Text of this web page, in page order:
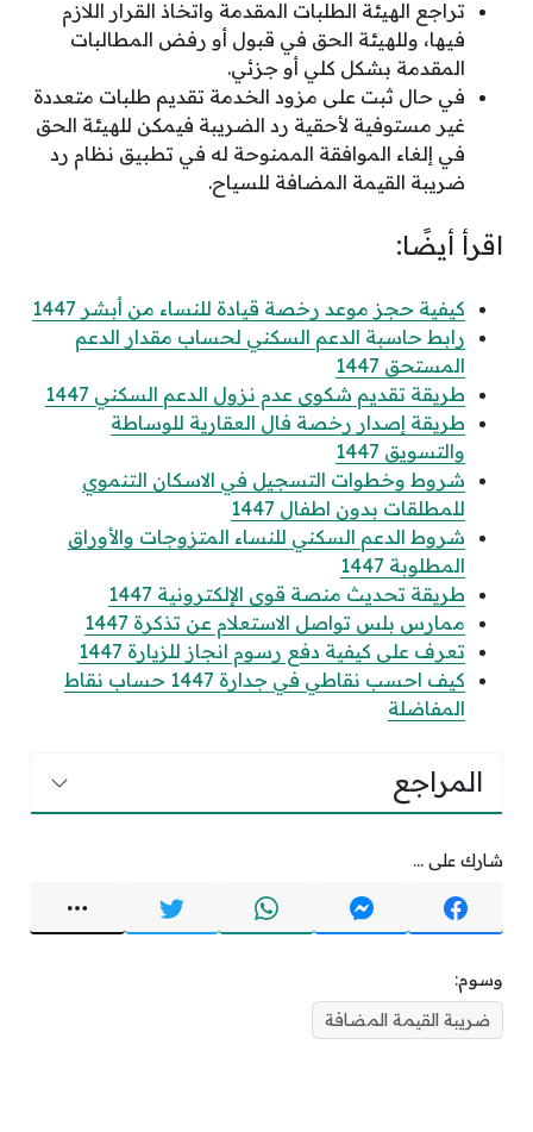
تراجع الهيئة الطلبات المقدمة واتخاذ القرار اللازم
فيها، وللهيئة الحق في قبول أو رفض المطالبات
المقدمة بشكل كلي أو جزئي.
في حال ثبت على مزود الخدمة تقديم طلبات متعددة
غير مستوفية لأحقية رد الضريبة فيمكن للهيئة الحق
في إلغاء الموافقة الممنوحة له في تطبيق نظام رد
ضريبة القيمة المضافة للسياح.
اقرأ أيضًا:
كيفية حجز موعد رخصة قيادة للنساء من أبشر 1447
رابط حاسبة الدعم السكني لحساب مقدار الدعم
المستحق 1447
طريقة تقديم شكوى عدم نزول الدعم السكني 1447
طريقة إصدار رخصة فال العقارية للوساطة
والتسويق 1447
شروط وخطوات التسجيل في الاسكان التنموي
للمطلقات بدون اطفال 1447
شروط الدعم السكني للنساء المتزوجات والأوراق
المطلوبة 1447
طريقة تحديث منصة قوى الإلكترونية 1447
ممارس بلس تواصل الاستعلام عن تذكرة 1447
تعرف على كيفية دفع رسوم انجاز للزيارة 1447
كيف احسب نقاطي في جدارة 1447 حساب نقاط
المفاضلة
المراجع
شارك على ...
وسوم:
ضريبة القيمة المضافة